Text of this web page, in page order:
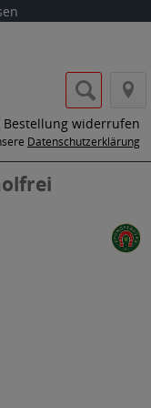
Bestellung widerrufen
Datenschutzerklärung